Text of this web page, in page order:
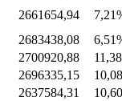
2661654,94
2683438,08
2700920,88
2696335,15
2637584,31